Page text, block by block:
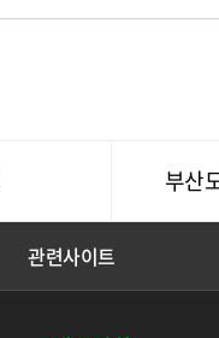
부산
관련사이트